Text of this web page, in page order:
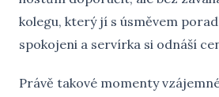
kolegu, který jí s úsměvem
spokojeni a servírka si odnáší
Právě takové momenty